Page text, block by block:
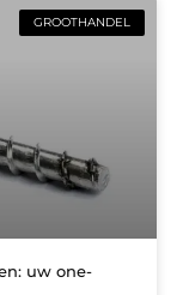
GROOTHANDEL
uw one-